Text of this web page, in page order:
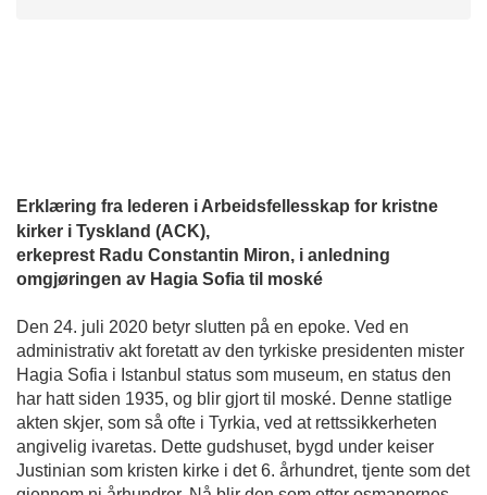
Erklæring fra lederen i Arbeidsfellesskap for kristne
kirker i Tyskland (ACK),
erkeprest Radu Constantin Miron, i anledning
omgjøringen av Hagia Sofia til moské
Den 24. juli 2020 betyr slutten på en epoke. Ved en
administrativ akt foretatt av den tyrkiske presidenten mister
Hagia Sofia i Istanbul status som museum, en status den
har hatt siden 1935, og blir gjort til moské. Denne statlige
akten skjer, som så ofte i Tyrkia, ved at rettssikkerheten
angivelig ivaretas. Dette gudshuset, bygd under keiser
Justinian som kristen kirke i det 6. århundret, tjente som det